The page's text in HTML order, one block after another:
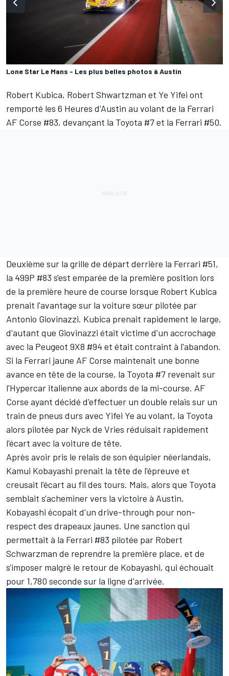
Lone Star Le Mans - Les plus belles photos à Austin
Robert Kubica, Robert Shwartzman et Ye Yifei ont
remporté les 6 Heures d'Austin au volant de la Ferrari
AF Corse #83, devançant la Toyota #7 et la Ferrari #50.
Deuxième sur la grille de départ derrière la Ferrari #51,
la 499P #83 s'est emparée de la première position lors
de la première heure de course lorsque Robert Kubica
prenait l'avantage sur la voiture sœur pilotée par
Antonio Giovinazzi. Kubica prenait rapidement le large,
d'autant que Giovinazzi était victime d'un accrochage
avec la Peugeot 9X8 #94 et était contraint à l'abandon.
Si la Ferrari jaune AF Corse maintenait une bonne
avance en tête de la course, la Toyota #7 revenait sur
l'Hypercar italienne aux abords de la mi-course. AF
Corse ayant décidé d'effectuer un double relais sur un
train de pneus durs avec Yifei Ye au volant, la Toyota
alors pilotée par Nyck de Vries réduisait rapidement
l'écart avec la voiture de tête.
Après avoir pris le relais de son équipier néerlandais,
Kamui Kobayashi prenait la tête de l'épreuve et
creusait l'écart au fil des tours. Mais, alors que Toyota
semblait s'acheminer vers la victoire à Austin,
Kobayashi écopait d'un drive-through pour non-
respect des drapeaux jaunes. Une sanction qui
permettait à la Ferrari #83 pilotée par Robert
Schwarzman de reprendre la première place, et de
s'imposer malgré le retour de Kobayashi, qui échouait
pour 1,780 seconde sur la ligne d'arrivée.